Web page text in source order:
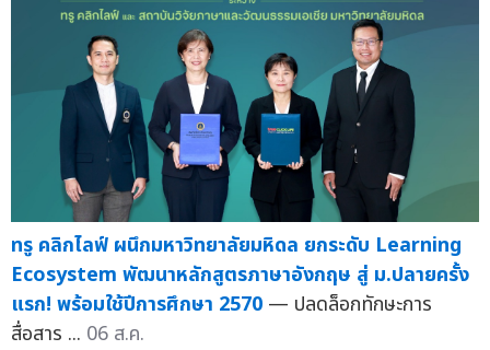
ทรู คลิกไลฟ์ ผนึกมหาวิทยาลัยมหิดล ยกระดับ Learning
Ecosystem พัฒนาหลักสูตรภาษาอังกฤษ สู่ ม.ปลายครั้ง
แรก! พร้อมใช้ปีการศึกษา 2570 — ปลดล็อกทักษะการ
สื่อสาร ... 06 ส.ค.